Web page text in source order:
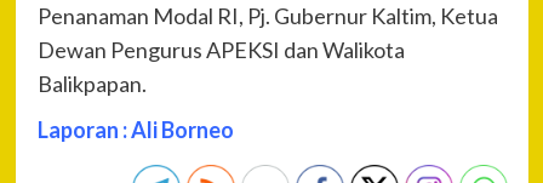
Penanaman Modal RI, Pj. Gubernur Kaltim, Ketua
Dewan Pengurus APEKSI dan Walikota
Balikpapan.
Laporan : Ali Borneo